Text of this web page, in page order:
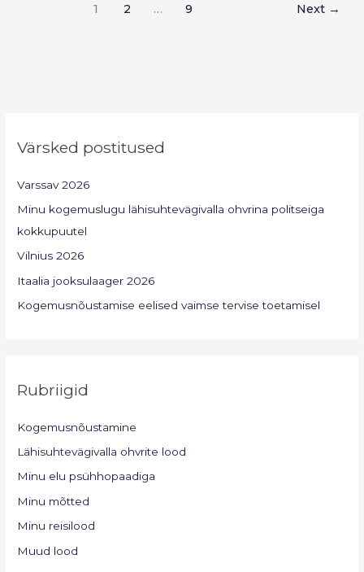
1 2 … 9 Next →
Värsked postitused
Varssav 2026
Minu kogemuslugu lähisuhtevägivalla ohvrina politseiga
kokkupuutel
Vilnius 2026
Itaalia jooksulaager 2026
Kogemusnõustamise eelised vaimse tervise toetamisel
Rubriigid
Kogemusnõustamine
Lähisuhtevägivalla ohvrite lood
Minu elu psühhopaadiga
Minu mõtted
Minu reisilood
Muud lood